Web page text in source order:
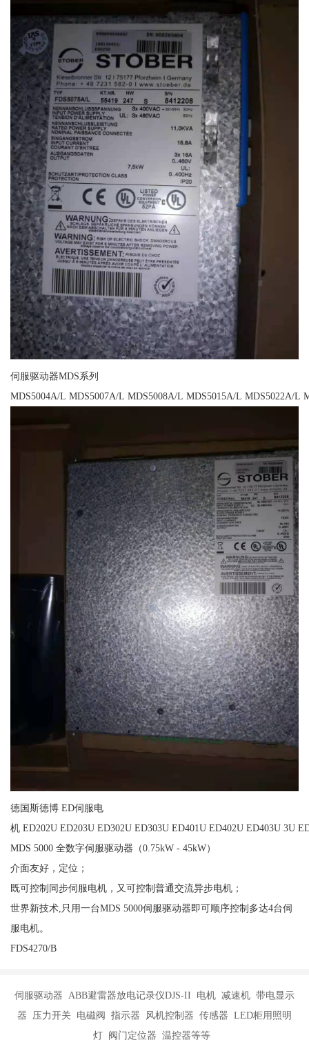
伺服驱动器MDS系列
MDS5004A/L MDS5007A/L MDS5008A/L MDS5015A/L MDS5022A/
德国斯德博 ED伺服电
机 ED202U ED203U ED302U ED303U ED401U ED402U ED403U 3U
MDS 5000 全数字伺服驱动器（0.75kW - 45kW）
介面友好，定位；
既可控制同步伺服电机，又可控制普通交流异步电机；
世界新技术,只用一台MDS 5000伺服驱动器即可顺序控制多达4台伺
服电机。
FDS4270/B
伺服驱动器 ABB避雷器放电记录仪DJS-II 电机 减速机 带电显示
器 压力开关 电磁阀 指示器 风机控制器 传感器 LED柜用照明
灯 阀门定位器 温控器等等